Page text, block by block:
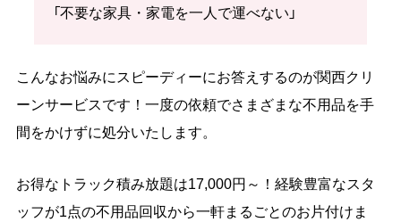
「不要な家具・家電を一人で運べない」
こんなお悩みにスピーディーにお答えするのが関西クリ
ーンサービスです！一度の依頼でさまざまな不用品を手
間をかけずに処分いたします。
お得なトラック積み放題は17,000円～！経験豊富なスタ
ッフが1点の不用品回収から一軒まるごとのお片付けま